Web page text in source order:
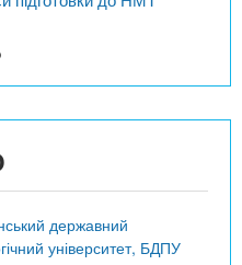
державний
університет, БДПУ